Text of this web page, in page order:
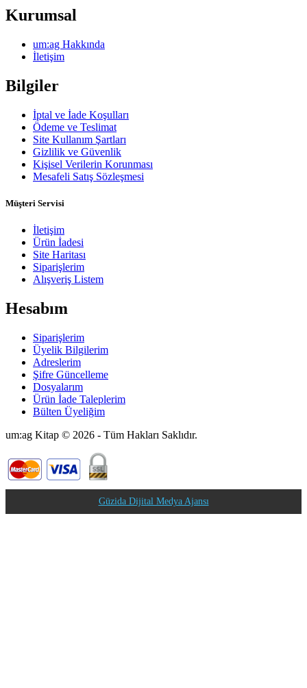
Kurumsal
um:ag Hakkında
İletişim
Bilgiler
İptal ve İade Koşulları
Ödeme ve Teslimat
Site Kullanım Şartları
Gizlilik ve Güvenlik
Kişisel Verilerin Korunması
Mesafeli Satış Sözleşmesi
Müşteri Servisi
İletişim
Ürün İadesi
Site Haritası
Siparişlerim
Alışveriş Listem
Hesabım
Siparişlerim
Üyelik Bilgilerim
Adreslerim
Şifre Güncelleme
Dosyalarım
Ürün İade Taleplerim
Bülten Üyeliğim
um:ag Kitap © 2026 - Tüm Hakları Saklıdır.
Güzida Dijital Medya Ajansı